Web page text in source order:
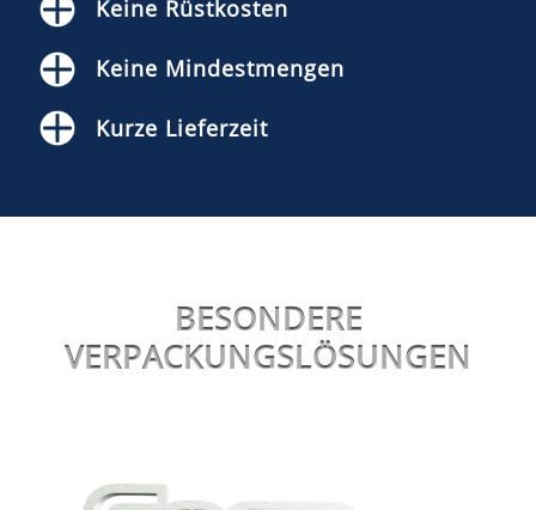
Keine Rüstkosten
Keine Mindestmengen
Kurze Lieferzeit
BESONDERE
VERPACKUNGSLÖSUNGEN